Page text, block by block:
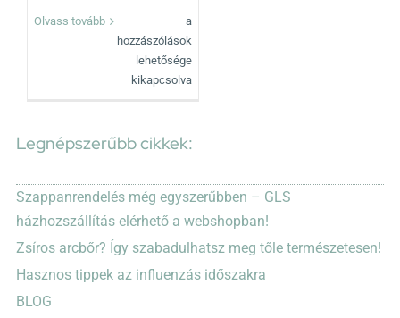
Olvass tovább
Izgalmas
cikk
a
fágok,
és
dermatitis
kapcsolatáról
a
hozzászólások
lehetősége
kikapcsolva
Legnépszerűbb cikkek:
Szappanrendelés még egyszerűbben – GLS
házhozszállítás elérhető a webshopban!
Zsíros arcbőr? Így szabadulhatsz meg tőle természetesen!
Hasznos tippek az influenzás időszakra
BLOG